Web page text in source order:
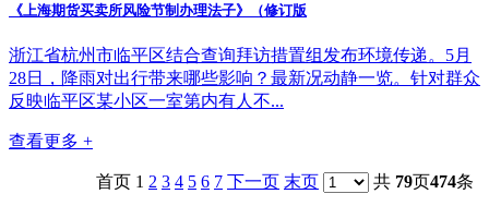
《上海期货买卖所风险节制办理法子》（修订版
浙江省杭州市临平区结合查询拜访措置组发布环境传递。5月
28日，降雨对出行带来哪些影响？最新况动静一览。针对群众
反映临平区某小区一室第内有人不...
查看更多 +
首页 1 2 3 4 5 6 7 下一页 末页 共 79页474条